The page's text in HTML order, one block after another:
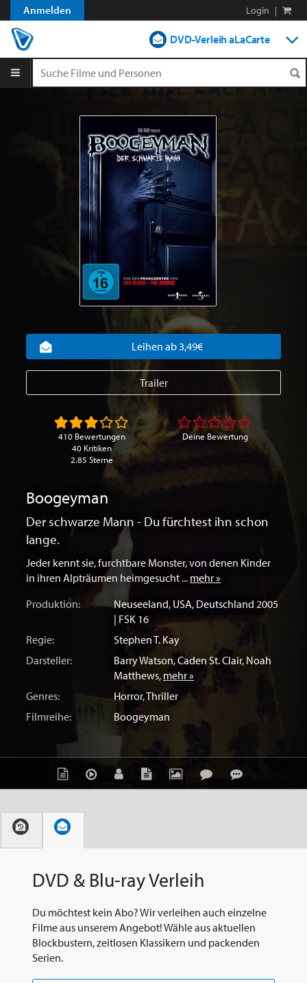
Anmelden Login |
DVD-Verleih aLaCarte
Shop
Blog
Boogeyman
Der schwarze Mann - Du fürchtest ihn schon
lange.
Jeder kennt sie, furchtbare Monster, von denen Kinder
in ihren Alpträumen heimgesucht ... mehr »
Produktion:
Neuseeland, USA, Deutschland 2005
| FSK 16
Regie:
Stephen T. Kay
Darsteller:
Barry Watson,Caden St. Clair, Noah
Matthews, mehr »
Genres:
Horror,Thriller
Filmreihe:
Boogeyman
Leihen ab 3,49€
Trailer
410 Bewertungen
40 Kritiken
2.85 Sterne
Deine Bewertung
DVD & Blu-ray Verleih
Du möchtest kein Abo? Wir verleihen auch einzelne
Filme aus unserem Angebot! Wähle aus aktuellen
Blockbustern, zeitlosen Klassikern und packenden
Serien.